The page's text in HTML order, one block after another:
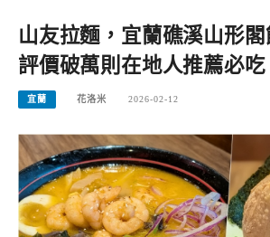
山友拉麵，宜蘭礁溪山形閣
評價破萬則在地人推薦必吃
宜蘭 花洛米 2026-02-12